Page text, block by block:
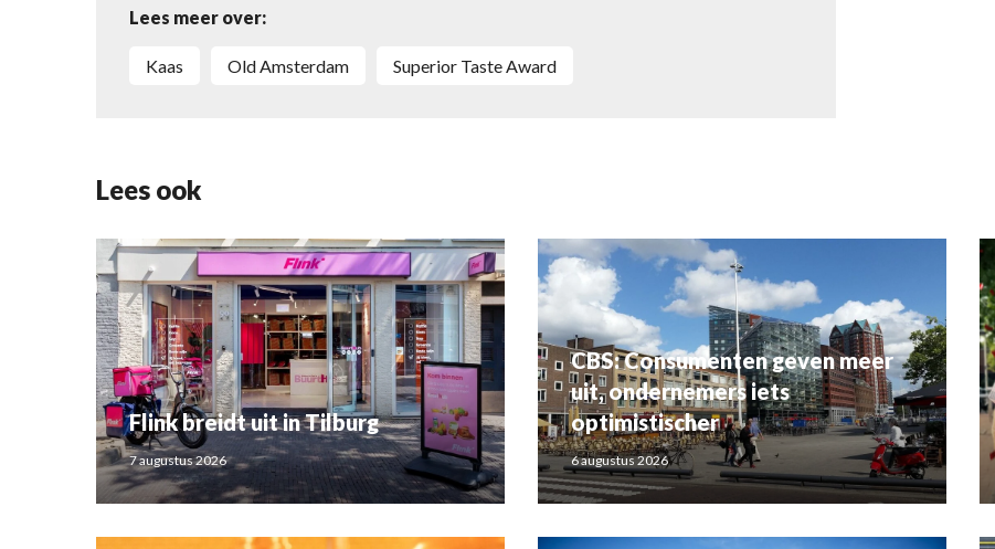
Lees meer over:
kaas Old Amsterdam Superior Taste Award
Lees ook
Flink breidt uit in Tilburg
7 augustus 2026
CBS: Consumenten geven meer
uit, ondernemers iets
optimistischer
6 augustus 2026